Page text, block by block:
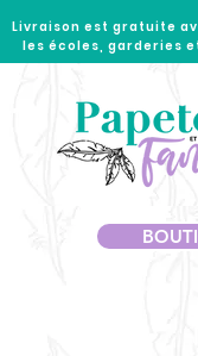
Livraison est gratuite
les écoles, garderies